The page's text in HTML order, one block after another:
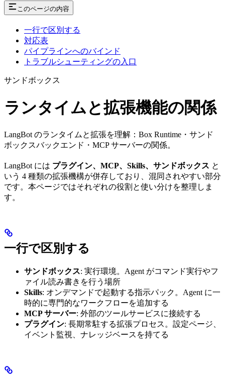
このページの内容
一行で区別する
対応表
パイプラインへのバインド
トラブルシューティングの入口
サンドボックス
ランタイムと拡張機能の関係
LangBot のランタイムと拡張を理解：Box Runtime・サンド
ボックスバックエンド・MCP サーバーの関係。
LangBot には プラグイン、MCP、Skills、サンドボックス と
いう 4 種類の拡張機構が併存しており、混同されやすい部分
です。本ページではそれぞれの役割と使い分けを整理しま
す。
一行で区別する
サンドボックス: 実行環境。Agent がコマンド実行やフ
ァイル読み書きを行う場所
Skills: オンデマンドで起動する指示パック。Agent に一
時的に専門的なワークフローを追加する
MCP サーバー: 外部のツールサービスに接続する
プラグイン: 長期常駐する拡張プロセス。設定ページ、
イベント監視、ナレッジベースを持てる